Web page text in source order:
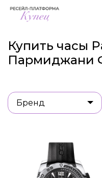
Купить часы
Пармиджани
Бренд